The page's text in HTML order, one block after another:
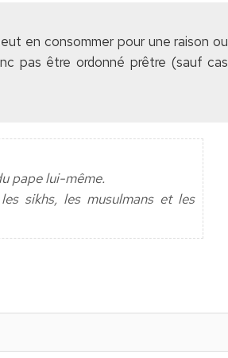
en consommer pour une raison ou
pas être ordonné prêtre (sauf cas
pape lui-même.
sikhs, les musulmans et les